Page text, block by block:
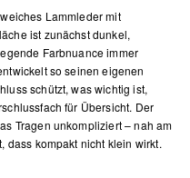
Lammleder mit
ist zunächst dunkel,
Farbnuance immer
so seinen eigenen
schützt, was wichtig ist,
für Übersicht. Der
Tragen unkompliziert – nah am
dass kompakt nicht klein wirkt.